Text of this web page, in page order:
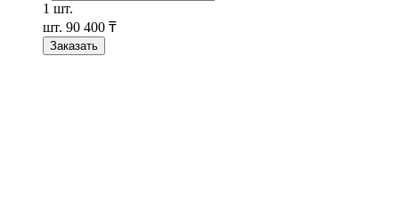
1 шт.
шт. 90 400 ₸
Заказать